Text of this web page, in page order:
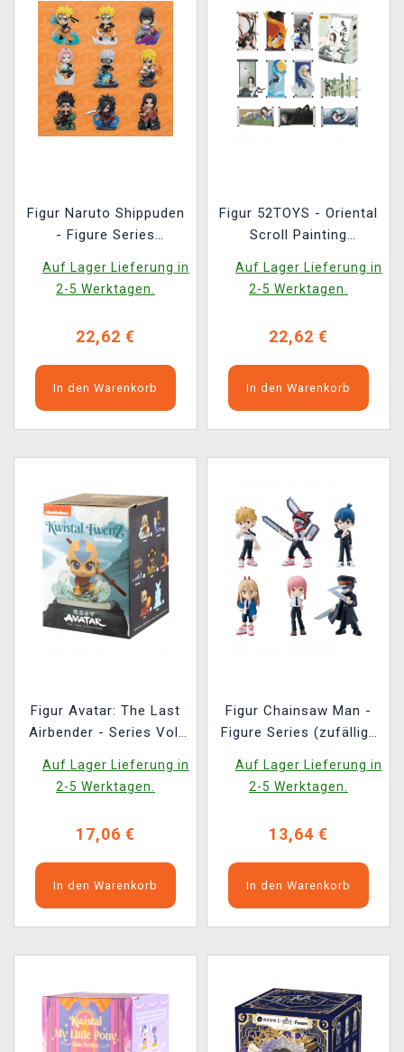
Figur Naruto Shippuden
- Figure Series
Auf Lager Lieferung in
2-5 Werktagen.
22,62 €
In den Warenkorb
Figur 52TOYS - Oriental
Scroll Painting
Auf Lager Lieferung in
2-5 Werktagen.
22,62 €
In den Warenkorb
Figur Avatar: The Last
Airbender - Series Vol.
Auf Lager Lieferung in
2-5 Werktagen.
17,06 €
In den Warenkorb
Figur Chainsaw Man -
Figure Series (zufällige
Auf Lager Lieferung in
2-5 Werktagen.
13,64 €
In den Warenkorb